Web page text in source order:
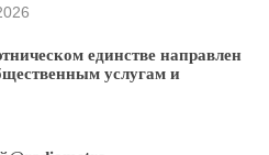
единстве направлен
услугам и